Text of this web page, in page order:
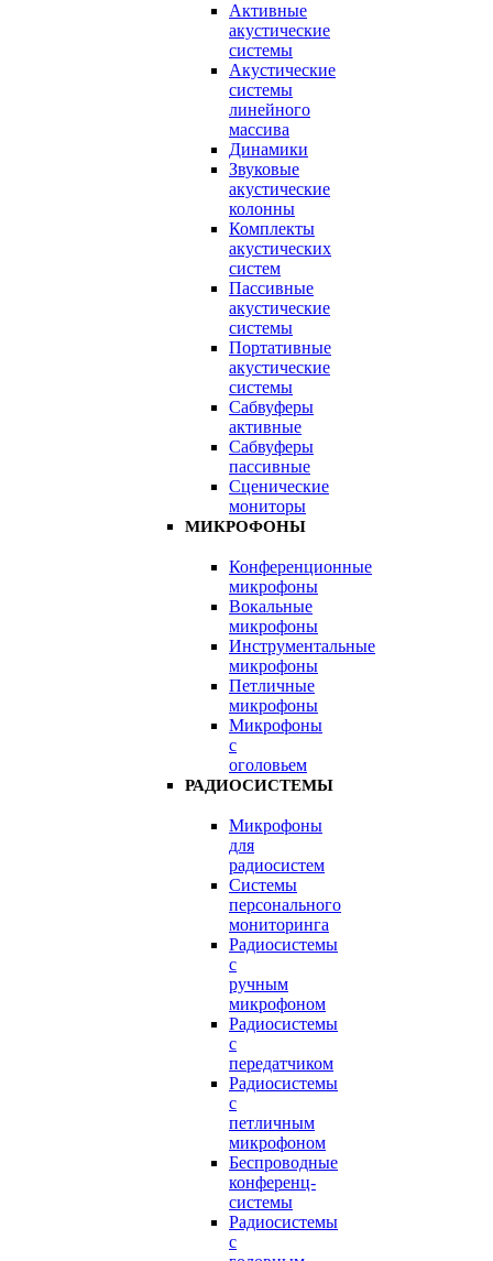
Активные
акустические
системы
Акустические
системы
линейного
массива
Динамики
Звуковые
акустические
колонны
Комплекты
акустических
систем
Пассивные
акустические
системы
Портативные
акустические
системы
Сабвуферы
активные
Сабвуферы
пассивные
Сценические
мониторы
МИКРОФОНЫ
Конференционные
микрофоны
Вокальные
микрофоны
Инструментальные
микрофоны
Петличные
микрофоны
Микрофоны
с
оголовьем
РАДИОСИСТЕМЫ
Микрофоны
для
радиосистем
Системы
персонального
мониторинга
Радиосистемы
c
ручным
микрофоном
Радиосистемы
с
передатчиком
Радиосистемы
с
петличным
микрофоном
Беспроводные
конференц-
системы
Радиосистемы
с